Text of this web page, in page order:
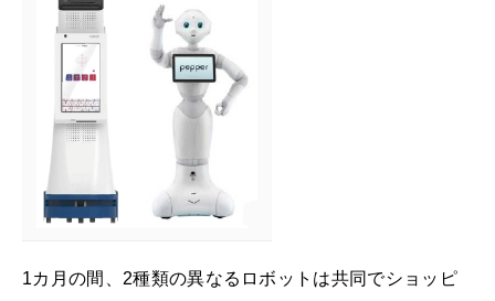
1カ月の間、2種類の異なるロボットは共同でショッピ